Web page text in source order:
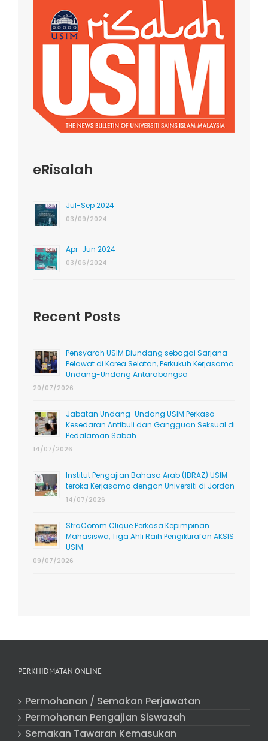
eRisalah
Jul-Sep 2024
03/09/2024
Apr-Jun 2024
03/06/2024
Recent Posts
Pensyarah USIM Diundang sebagai Sarjana
Pelawat di Korea Selatan, Perkukuh Kerjasama
Undang-Undang Antarabangsa
20/07/2026
Jabatan Undang-Undang USIM Perkasa
Kesedaran Antibuli dan Gangguan Seksual di
Pedalaman Sabah
14/07/2026
Institut Pengajian Bahasa Arab (IBRAZ) USIM
teroka Kerjasama dengan Universiti di Jordan
14/07/2026
StraComm Clique Perkasa Kepimpinan
Mahasiswa, Tiga Ahli Raih Pengiktirafan AKSIS
USIM
09/07/2026
PERKHIDMATAN ONLINE
Permohonan / Semakan Perjawatan
Permohonan Pengajian Siswazah
Semakan Tawaran Kemasukan